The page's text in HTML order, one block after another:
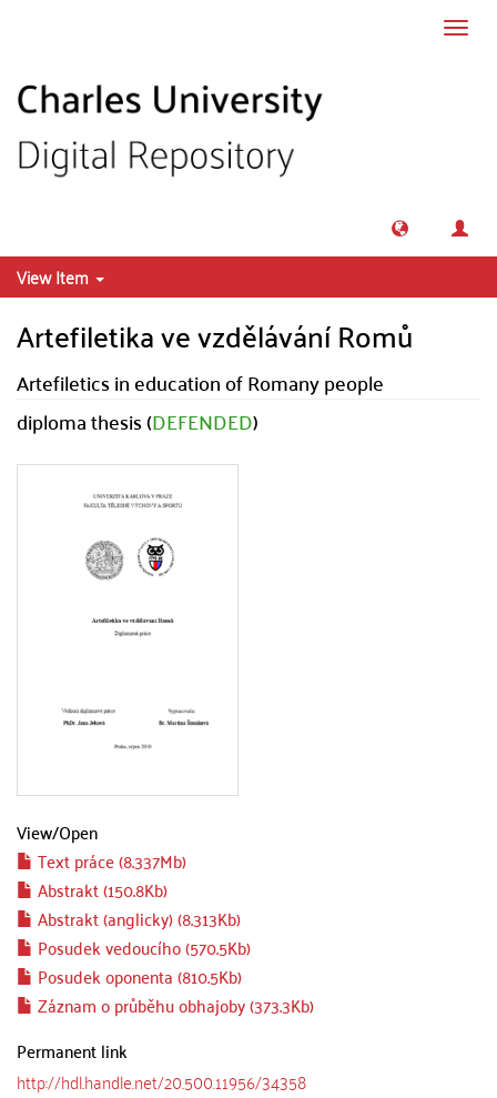
View Item
Artefiletika ve vzdělávání Romů
Artefiletics in education of Romany people
diploma thesis (DEFENDED)
View/Open
Text práce (8.337Mb)
Abstrakt (150.8Kb)
Abstrakt (anglicky) (8.313Kb)
Posudek vedoucího (570.5Kb)
Posudek oponenta (810.5Kb)
Záznam o průběhu obhajoby (373.3Kb)
Permanent link
http://hdl.handle.net/20.500.11956/34358